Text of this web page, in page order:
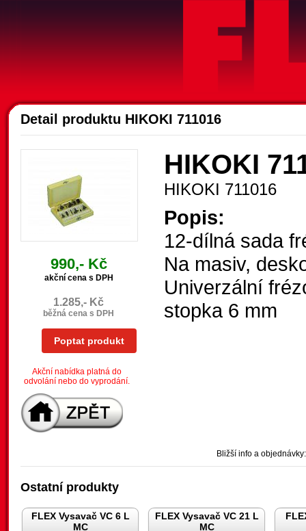
Detail produktu HIKOKI 711016
990,- Kč
akční cena s DPH
1.285,- Kč
běžná cena s DPH
Poptat produkt
Akční nabídka platná do
odvolání nebo do vyprodání.
HIKOKI
HIKOKI 711016
Popis:
12-dílná sada
Na masiv,
Univerzální
stopka 6 mm
Bližší info a
Ostatní produkty
FLEX Vysavač VC 6 L
MC
FLEX Vysavač VC 21 L
MC